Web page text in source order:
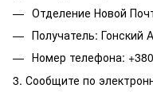
Отделение Новой
Получатель: Гонский
Номер телефона:
3. Сообщите по